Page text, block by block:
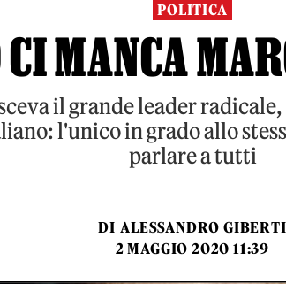
POLITICA
MANCA
il grande leader
l'unico in grado allo
parlare a tutti
DI ALESSANDRO GIBERTI
2 MAGGIO 2020 11:39